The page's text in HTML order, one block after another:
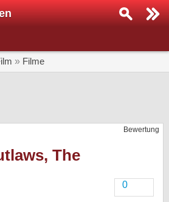
» Filme
Bewertung
The
0
Serie suchen...
SERIEN
Veranstaltungen